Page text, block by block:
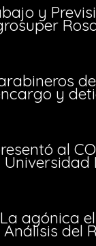
y
y
al
agónica
del